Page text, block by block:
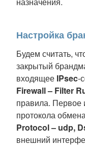
Настройка
Будем считать,
закрытый
входящее IPsec-
Firewall – Filter
правила. Первое
протокола
Protocol – udp,
внешний